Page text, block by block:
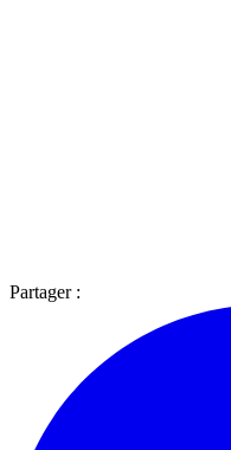
Partager :